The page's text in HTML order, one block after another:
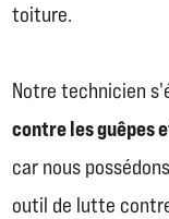
toiture.
Notre technicien
contre les guêpes
car nous
outil de lutte